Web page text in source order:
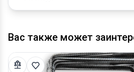
Вас также может